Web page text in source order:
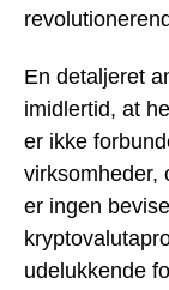
En detaljeret
imidlertid, at
er ikke
virksomheder,
er ingen
udelukkende